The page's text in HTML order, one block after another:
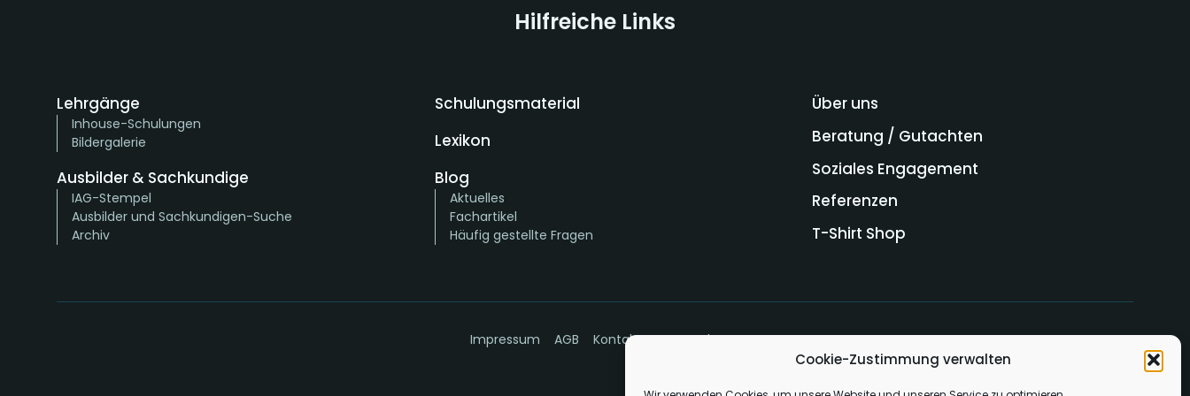
Cookie-Zustimmung verwalten
Hilfreiche Links
Lehrgänge
Inhouse-Schulungen
Bildergalerie
Ausbilder & Sachkundige
IAG-Stempel
Ausbilder und Sachkundigen-Suche
Archiv
Schulungsmaterial
Lexikon
Blog
Aktuelles
Fachartikel
Häufig gestellte Fragen
Über uns
Beratung / Gutachten
Soziales Engagement
Referenzen
T-Shirt Shop
Impressum AGB Kontakt Datenschutz